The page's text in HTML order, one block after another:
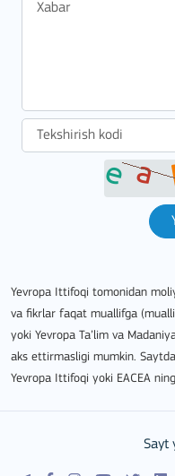
Yevropa Ittifoqi tomonidan
va fikrlar faqat muallifga
yoki Yevropa Ta’lim va
aks ettirmasligi mumkin.
Yevropa Ittifoqi yoki EACEA
Sayt